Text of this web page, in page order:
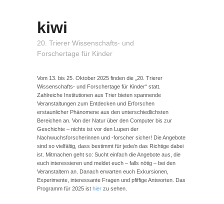
kiwi
20. Trierer Wissenschafts- und
Forschertage für Kinder
Vom 13. bis 25. Oktober 2025 finden die „20. Trierer
Wissenschafts- und Forschertage für Kinder“ statt.
Zahlreiche Institutionen aus Trier bieten spannende
Veranstaltungen zum Entdecken und Erforschen
erstaunlicher Phänomene aus den unterschiedlichsten
Bereichen an. Von der Natur über den Computer bis zur
Geschichte – nichts ist vor den Lupen der
Nachwuchsforscherinnen und -forscher sicher! Die Angebote
sind so vielfältig, dass bestimmt für jede/n das Richtige dabei
ist. Mitmachen geht so: Sucht einfach die Angebote aus, die
euch interessieren und meldet euch – falls nötig – bei den
Veranstaltern an. Danach erwarten euch Exkursionen,
Experimente, interessante Fragen und pfiffige Antworten. Das
Programm für 2025 ist hier zu sehen.